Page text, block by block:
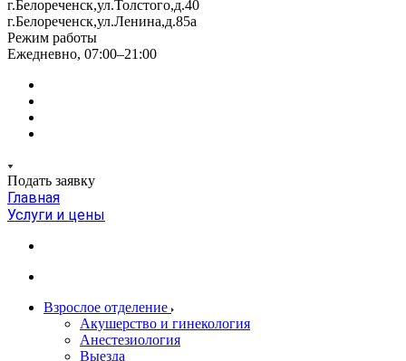
г.Белореченск,ул.Толстого,д.40
г.Белореченск,ул.Ленина,д.85а
Режим работы
Ежедневно, 07:00–21:00
Подать заявку
Главная
Услуги и цены
Взрослое отделение
Акушерство и гинекология
Анестезиология
Выезда